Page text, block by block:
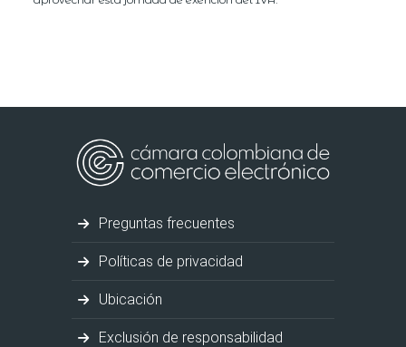
Preguntas frecuentes
Políticas de privacidad
Ubicación
Exclusión de responsabilidad